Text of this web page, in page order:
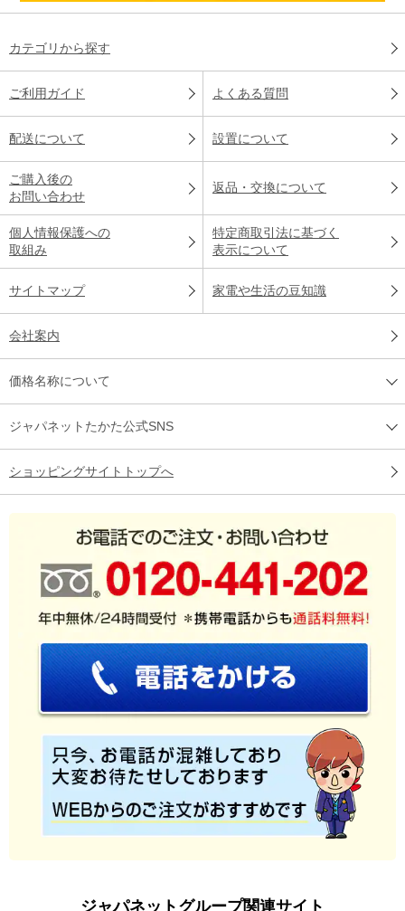
カテゴリから探す
ご利用ガイド よくある質問
配送について 設置について
ご購入後の
お問い合わせ
返品・交換について
個人情報保護への
取組み
特定商取引法に基づく
表示について
サイトマップ 家電や生活の豆知識
会社案内
価格名称について
ジャパネットたかた公式SNS
ショッピングサイトトップへ
ジャパネットグループ関連サイト